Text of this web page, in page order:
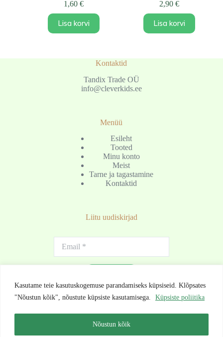
Kasutame teie kasutuskogemuse parandamiseks küpsiseid. Klõpsates
"Nõustun kõik", nõustute küpsiste kasutamisega.
Küpsiste poliitika
Nõustun kõik
1,60 €
Lisa korvi
2,90€
Lisa korvi
Kontaktid
Tandix Trade OÜ
info@cleverkids.ee
Menüü
Esileht
Tooted
Minu konto
Meist
Tarne ja tagastamine
Kontaktid
Liitu uudiskirjad